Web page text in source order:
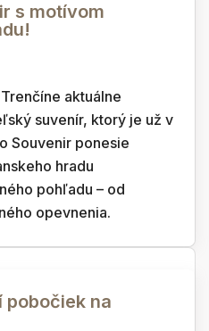
s motívom
aktuálne
suvenír, ktorý je už v
Souvenir ponesie
hradu
pohľadu – od
opevnenia.
pobočiek na